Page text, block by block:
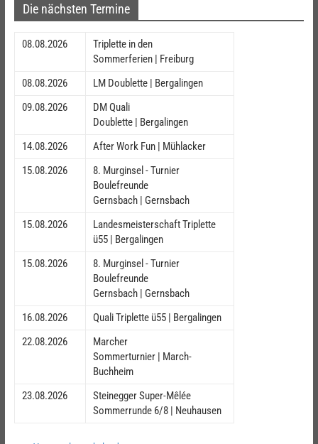
Die nächsten Termine
08.08.2026
Triplette in den
Sommerferien | Freiburg
08.08.2026
LM Doublette | Bergalingen
09.08.2026
DM Quali
Doublette | Bergalingen
14.08.2026
After Work Fun | Mühlacker
15.08.2026
8. Murginsel - Turnier
Boulefreunde
Gernsbach | Gernsbach
15.08.2026
Landesmeisterschaft Triplette
ü55 | Bergalingen
15.08.2026
8. Murginsel - Turnier
Boulefreunde
Gernsbach | Gernsbach
16.08.2026
Quali Triplette ü55 | Bergalingen
22.08.2026
Marcher
Sommerturnier | March-
Buchheim
23.08.2026
Steinegger Super-Mêlée
Sommerrunde 6/8 | Neuhausen